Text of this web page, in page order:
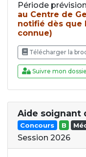
Période
au Centre de
notifié dès que
connue)
Télécharger la
Suivre mon
Aide soignant
Concours B
Session 2026